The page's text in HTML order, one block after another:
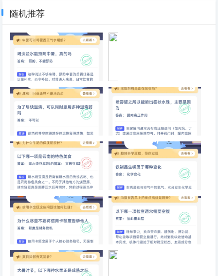
10 手机快充主要采用哪种方式提升充电速度
随机推荐
喝淡盐水能预防中暑，真的吗
为
什
么
用
锅
涮
肉
味
道
比
锅
更
鲜
美
为了尽快退烧，可以同时服用多
种退烧药
喷雾罐之所以能喷出雾状水珠，
主要是因为
以下哪一项是云南的特色美食 铁制品生锈属于哪种变化
为什么尽量不要将信用卡额度告
诉他人
以下哪一项检查通常需要空腹